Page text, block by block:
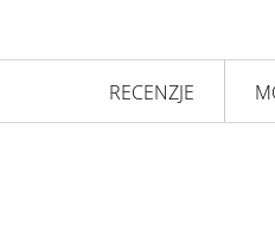
RECENZJE